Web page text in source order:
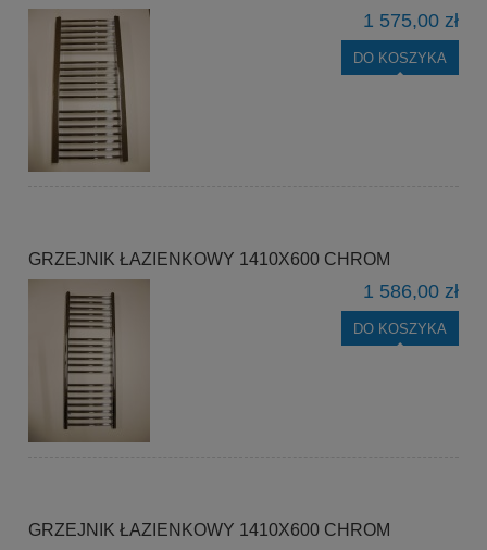
1 575,00 zł
DO KOSZYKA
GRZEJNIK ŁAZIENKOWY 1410X600 CHROM
1 586,00 zł
DO KOSZYKA
GRZEJNIK ŁAZIENKOWY 1410X600 CHROM